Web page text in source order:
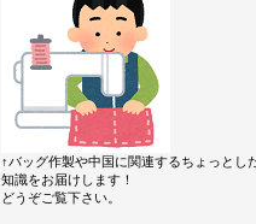
↑バッグ作製や中国に関連するちょっとし
知識をお届けします！
どうぞご覧下さい。